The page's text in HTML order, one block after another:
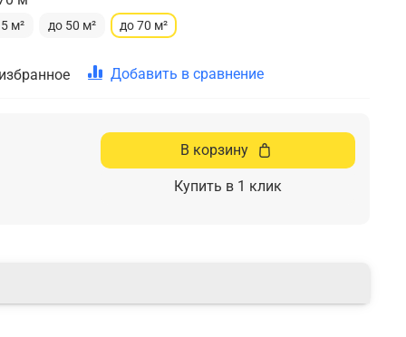
м² до 50 м² до 70 м²
Добавить в сравнение
В корзину
Купить в 1 клик